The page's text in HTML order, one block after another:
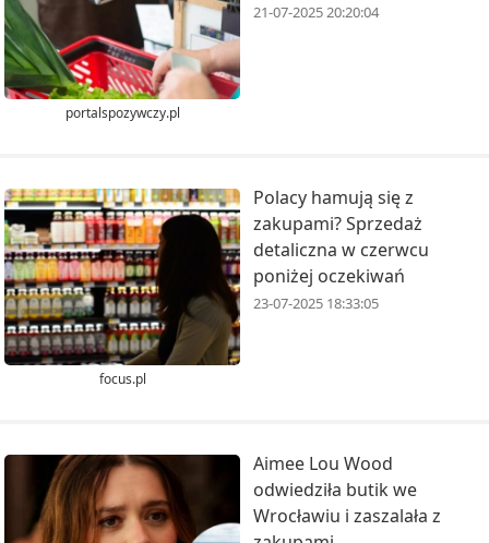
portalspozywczy.pl
21-07-2025 20:20:04
focus.pl
Polacy hamują się z
zakupami? Sprzedaż
detaliczna w czerwcu
poniżej oczekiwań
23-07-2025 18:33:05
Aimee Lou Wood
odwiedziła butik we
Wrocławiu i zaszalała z